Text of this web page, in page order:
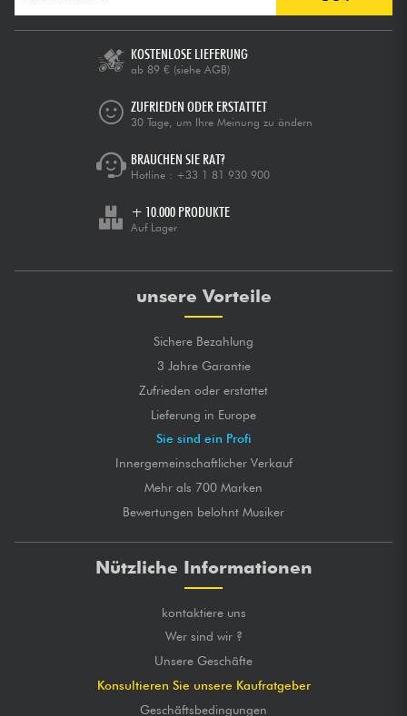
KOSTENLOSE LIEFERUNG
ab 89 € (siehe AGB)
ZUFRIEDEN ODER ERSTATTET
30 Tage, um Ihre Meinung zu ändern
BRAUCHEN SIE RAT?
Hotline : +33 1 81 930 900
+ 10.000 PRODUKTE
Auf Lager
unsere Vorteile
Sichere Bezahlung
3 Jahre Garantie
Zufrieden oder erstattet
Lieferung in Europe
Sie sind ein Profi
Innergemeinschaftlicher Verkauf
Mehr als 700 Marken
Bewertungen belohnt Musiker
Nützliche Informationen
kontaktiere uns
Wer sind wir ?
Unsere Geschäfte
Konsultieren Sie unsere Kaufratgeber
Geschäftsbedingungen